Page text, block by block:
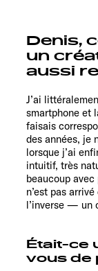
Denis,
un
aussi
J’ai
smartphone et
faisais
des années, je
lorsque j’ai
intuitif, très
beaucoup
n’est pas
l’inverse — un
Était-ce
vous de